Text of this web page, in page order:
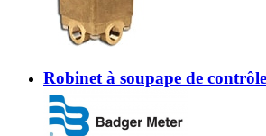
Robinet à soupape de